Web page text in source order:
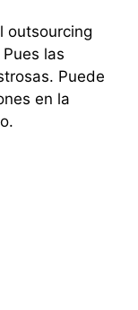
outsourcing
las
Puede
en la